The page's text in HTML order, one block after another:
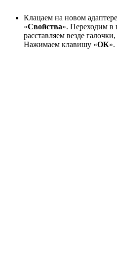
Клацаем на новом
«Свойства». Переходим в
расставляем везде
Нажимаем клавишу «ОК».